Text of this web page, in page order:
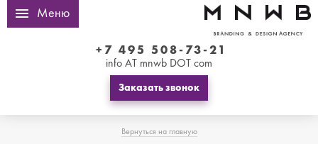
Меню
+7 495 508-73-21
info AT mnwb DOT com
Заказать звонок
Вернуться на главную